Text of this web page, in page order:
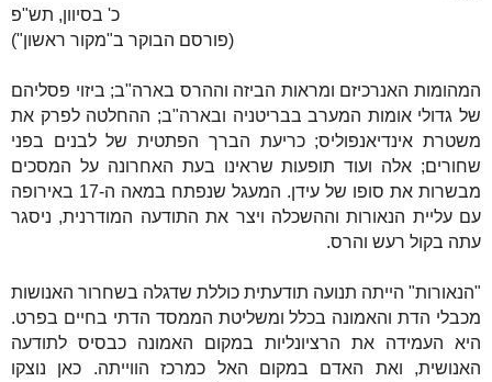
כ' בסיוון, תש"פ
(פורסם הבוקר ב"מקור ראשון")
המהומות האנרכיזם ומראות הביזה וההרס בארה"ב; ביזוי פסליהם
של גדולי אומות המערב בבריטניה ובארה"ב; ההחלטה לפרק את
משטרת אינדיאנפוליס; כריעת הברך הפתטית של לבנים בפני
שחורים; אלה ועוד תופעות שראינו בעת האחרונה על המסכים
מבשרות את סופו של עידן. המעגל שנפתח במאה ה-17 באירופה
עם עליית הנאורות וההשכלה ויצר את התודעה המודרנית, ניסגר
עתה בקול רעש והרס.
"הנאורות" הייתה תנועה תודעתית כוללת שדגלה בשחרור האנושות
מכבלי הדת והאמונה בכלל ומשליטת הממסד הדתי בחיים בפרט.
היא העמידה את הרציונליות במקום האמונה כבסיס לתודעה
האנושית, ואת האדם במקום האל כמרכז הווייתה. כאן נוצקו